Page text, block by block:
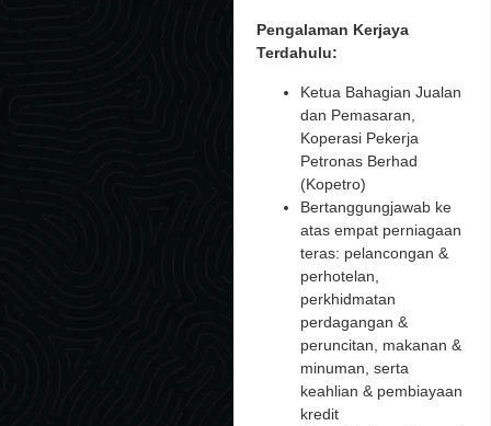
Pengalaman Kerjaya
Terdahulu:
Ketua Bahagian Jualan
dan Pemasaran,
Koperasi Pekerja
Petronas Berhad
(Kopetro)
Bertanggungjawab ke
atas empat perniagaan
teras: pelancongan &
perhotelan,
perkhidmatan
perdagangan &
peruncitan, makanan &
minuman, serta
keahlian & pembiayaan
kredit